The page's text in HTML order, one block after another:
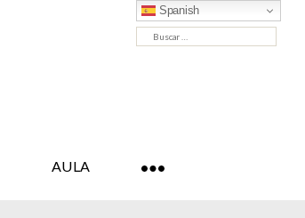
AULA
Buscar:
Spanish